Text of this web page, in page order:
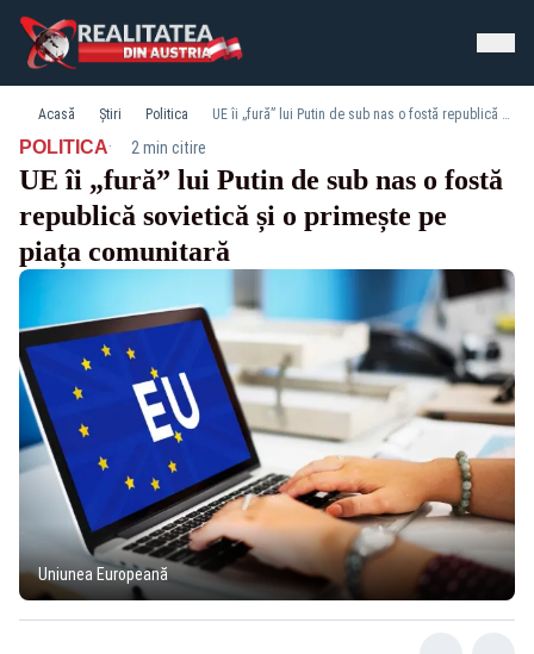
Acasă Știri Politica UE îi „fură” lui Putin de sub nas o fostă republică sovietică și o primește pe piața comunitară
POLITICA· 2 min citire
UE îi „fură” lui Putin de sub nas o fostă
republică sovietică și o primește pe
piața comunitară
Uniunea Europeană